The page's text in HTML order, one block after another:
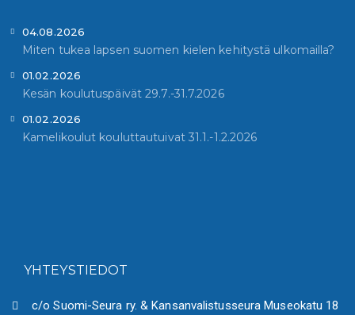
04.08.2026
Miten tukea lapsen suomen kielen kehitystä ulkomailla?
01.02.2026
Kesän koulutuspäivät 29.7.-31.7.2026
01.02.2026
Kamelikoulut kouluttautuivat 31.1.-1.2.2026
YHTEYSTIEDOT
c/o Suomi-Seura ry. & Kansanvalistusseura Museokatu 18